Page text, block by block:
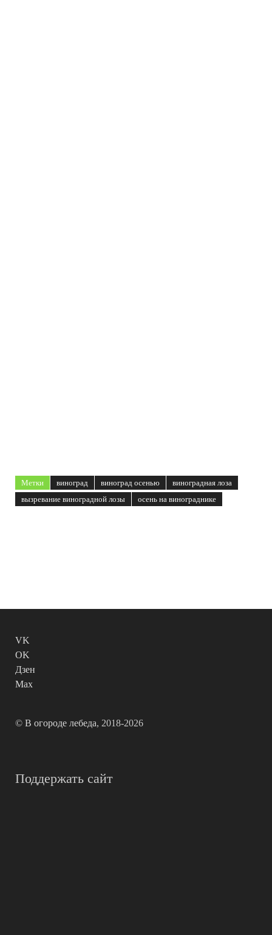
Метки виноград виноград осенью
виноградная лоза
вызревание виноградной лозы
осень на винограднике
VK
OK
Дзен
Max
© В огороде лебеда, 2018-2026
Поддержать сайт